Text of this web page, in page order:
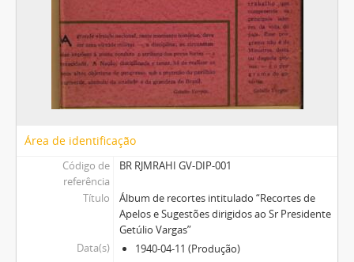
Área de identificação
Código de
referência
BR RJMRAHI GV-DIP-001
Título
Álbum de recortes intitulado “Recortes de
Apelos e Sugestões dirigidos ao Sr Presidente
Getúlio Vargas”
Data(s)
1940-04-11 (Produção)